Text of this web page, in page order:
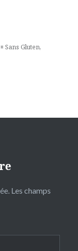
Sans Gluten,
Les champs